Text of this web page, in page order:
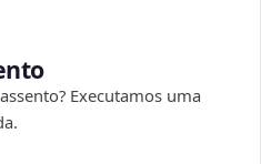
Executamos uma